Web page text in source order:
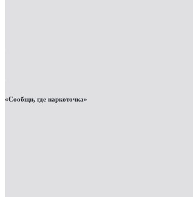
«Сообщи, где наркоточка»